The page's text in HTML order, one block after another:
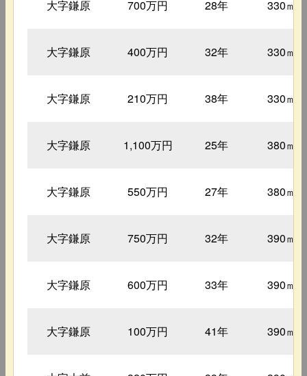
大字鎌原 700万円 28年 330㎡
大字鎌原 400万円 32年 330㎡
大字鎌原 210万円 38年 330㎡
大字鎌原 1,100万円 25年 380㎡
大字鎌原 550万円 27年 380㎡
大字鎌原 750万円 32年 390㎡
大字鎌原 600万円 33年 390㎡
大字鎌原 100万円 41年 390㎡